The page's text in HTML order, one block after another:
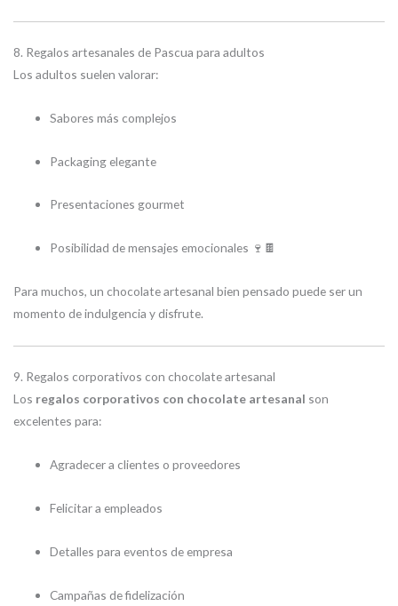
8. Regalos artesanales de Pascua para adultos
Los adultos suelen valorar:
Sabores más complejos
Packaging elegante
Presentaciones gourmet
Posibilidad de mensajes emocionales 🍷🍫
Para muchos, un chocolate artesanal bien pensado puede ser un
momento de indulgencia y disfrute.
9. Regalos corporativos con chocolate artesanal
Los regalos corporativos con chocolate artesanal son
excelentes para:
Agradecer a clientes o proveedores
Felicitar a empleados
Detalles para eventos de empresa
Campañas de fidelización